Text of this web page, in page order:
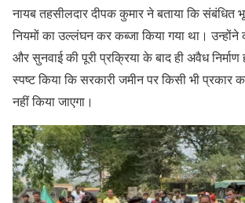
नायब तहसीलदार दीपक कुमार ने बताया कि संबंधित
नियमों का उल्लंघन कर कब्जा किया गया था। उन्होंने
और सुनवाई की पूरी प्रक्रिया के बाद ही अवैध निर्माण
स्पष्ट किया कि सरकारी जमीन पर किसी भी प्रकार
नहीं किया जाएगा।